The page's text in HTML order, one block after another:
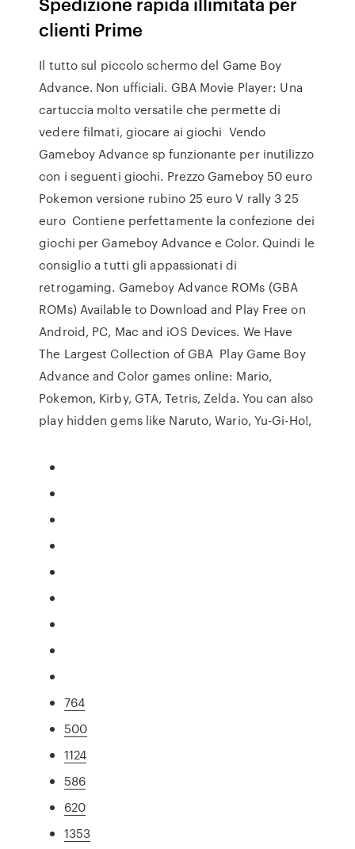
clienti Prime
Il tutto sul piccolo schermo del Game Boy
Advance. Non ufficiali. GBA Movie Player: Una
cartuccia molto versatile che permette di
vedere filmati, giocare ai giochi Vendo
Gameboy Advance sp funzionante per inutilizzo
con i seguenti giochi. Prezzo Gameboy 50 euro
Pokemon versione rubino 25 euro V rally 3 25
euro Contiene perfettamente la confezione dei
giochi per Gameboy Advance e Color. Quindi le
consiglio a tutti gli appassionati di
retrogaming. Gameboy Advance ROMs (GBA
ROMs) Available to Download and Play Free on
Android, PC, Mac and iOS Devices. We Have
The Largest Collection of GBA Play Game Boy
Advance and Color games online: Mario,
Pokemon, Kirby, GTA, Tetris, Zelda. You can also
play hidden gems like Naruto, Wario, Yu-Gi-Ho!,
764
500
1124
586
620
1353